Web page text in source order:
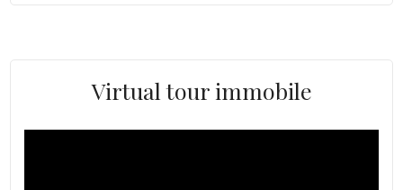
Virtual tour immobile